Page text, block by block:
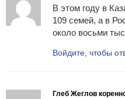
В этом году в
109 семей, а в
около восьми
Войдите, чтобы
Глеб Жеглов